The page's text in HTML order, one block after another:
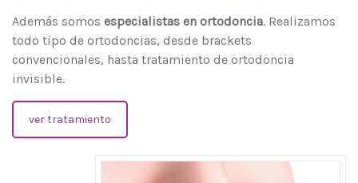
Además somos especialistas en ortodoncia . Realizamos
todo tipo de ortodoncias, desde brackets
convencionales, hasta tratamiento de ortodoncia
invisible.
ver tratamiento